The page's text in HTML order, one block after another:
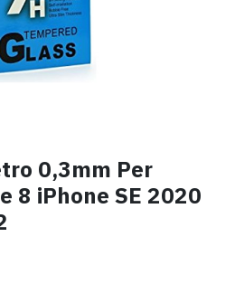
0,3mm Per
8 iPhone SE 2020